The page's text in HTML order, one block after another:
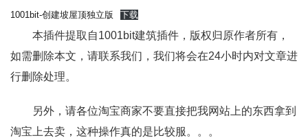
1001bit-创建坡屋顶独立版 下载
本插件提取自1001bit建筑插件，版权归原作者所有，
如需删除本文，请联系我们，我们将会在24小时内对文章进
行删除处理。
另外，请各位淘宝商家不要直接把我网站上的东西拿到
淘宝上去卖，这种操作真的是比较服。。。